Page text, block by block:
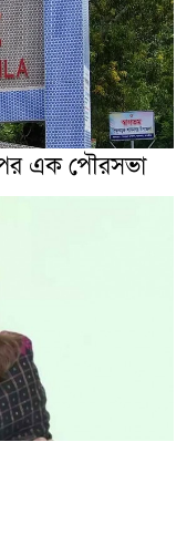
এক পৌরসভা